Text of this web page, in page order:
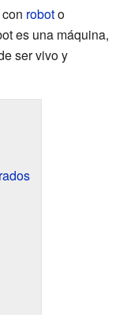
roboto
es una máquina,
ser vivo y